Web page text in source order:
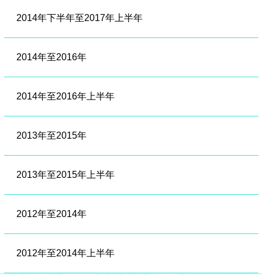
2014年下半年至2017年上半年
2014年至2016年
2014年至2016年上半年
2013年至2015年
2013年至2015年上半年
2012年至2014年
2012年至2014年上半年